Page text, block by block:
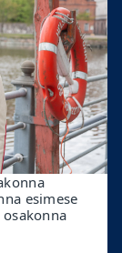
esimese